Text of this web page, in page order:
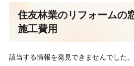
住友林業のリフォームの
施工費用
該当する情報を発見できませんでした。